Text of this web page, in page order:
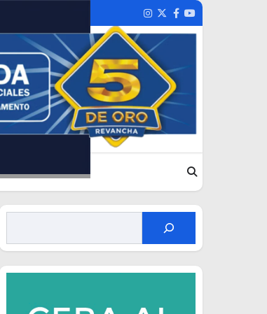
Instagram
TwitterFacebook
Youtube